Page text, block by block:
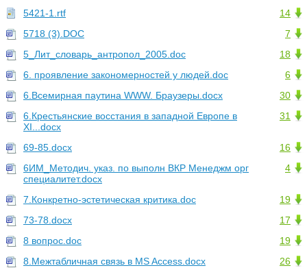
14
5421-1.rtf
7
5718 (3).DOC
18
5_Лит_словарь_антропол_2005.doc
6
6. проявление закономерностей у людей.doc
30
6.Всемирная паутина WWW. Браузеры.docx
31
6.Крестьянские восстания в западной Европе в
XI...docx
16
69-85.docx
4
6ИМ_Методич. указ. по выполн ВКР Менеджм орг
специалитет.docx
19
7.Конкретно-эстетическая критика.doc
17
73-78.docx
19
8 вопрос.doc
26
8.Межтабличная связь в MS Access.docx